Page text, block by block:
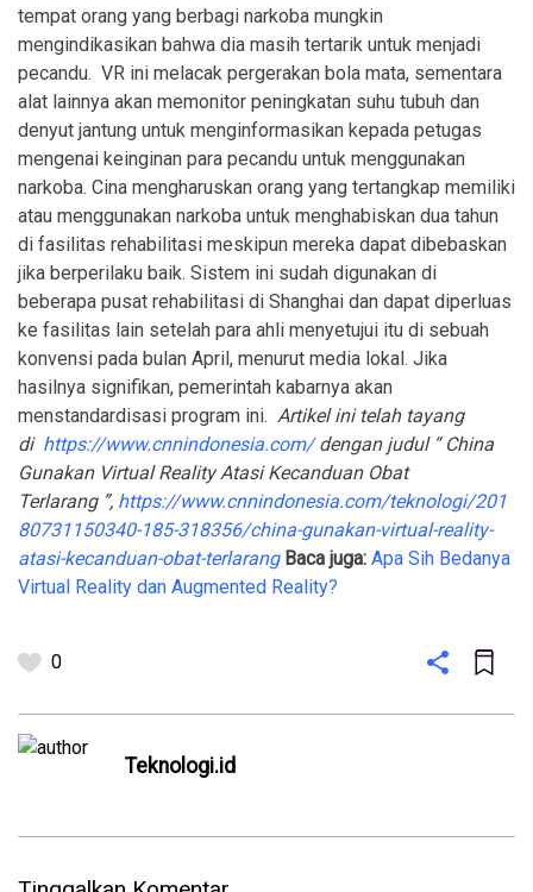
tempat orang yang berbagi narkoba mungkin
mengindikasikan bahwa dia masih tertarik untuk menjadi
pecandu. VR ini melacak pergerakan bola mata, sementara
alat lainnya akan memonitor peningkatan suhu tubuh dan
denyut jantung untuk menginformasikan kepada petugas
mengenai keinginan para pecandu untuk menggunakan
narkoba. Cina mengharuskan orang yang tertangkap memiliki
atau menggunakan narkoba untuk menghabiskan dua tahun
di fasilitas rehabilitasi meskipun mereka dapat dibebaskan
jika berperilaku baik. Sistem ini sudah digunakan di
beberapa pusat rehabilitasi di Shanghai dan dapat diperluas
ke fasilitas lain setelah para ahli menyetujui itu di sebuah
konvensi pada bulan April, menurut media lokal. Jika
hasilnya signifikan, pemerintah kabarnya akan
menstandardisasi program ini. Artikel ini telah tayang
di https://www.cnnindonesia.com/ dengan judul “ China
Gunakan Virtual Reality Atasi Kecanduan Obat
Terlarang ”, https://www.cnnindonesia.com/teknologi/201
80731150340-185-318356/china-gunakan-virtual-reality-
atasi-kecanduan-obat-terlarang Baca juga: Apa Sih Bedanya
Virtual Reality dan Augmented Reality?
0
Teknologi.id